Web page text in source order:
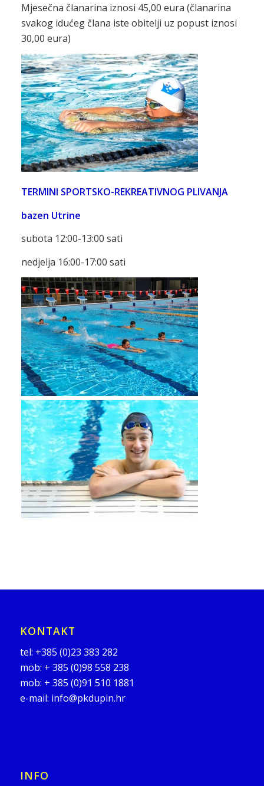
Mjesečna članarina iznosi 45,00 eura (članarina
svakog idućeg člana iste obitelji uz popust iznosi
30,00 eura)
TERMINI SPORTSKO-REKREATIVNOG PLIVANJA
bazen Utrine
subota 12:00-13:00 sati
nedjelja 16:00-17:00 sati
KONTAKT
tel: +385 (0)23 383 282
mob: + 385 (0)98 558 238
mob: + 385 (0)91 510 1881
e-mail: info@pkdupin.hr
INFO